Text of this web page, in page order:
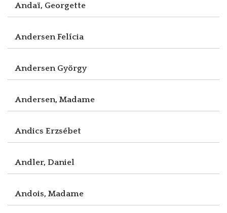
Andaï, Georgette
Andersen Felícia
Andersen György
Andersen, Madame
Andics Erzsébet
Andler, Daniel
Andois, Madame